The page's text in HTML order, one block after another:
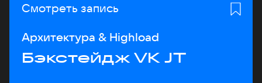
Смотреть запись
Архитектура & Highload
Бэкстейдж VK JT